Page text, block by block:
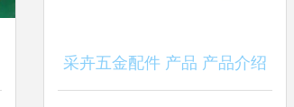
采卉五金配件 产品 产品介绍